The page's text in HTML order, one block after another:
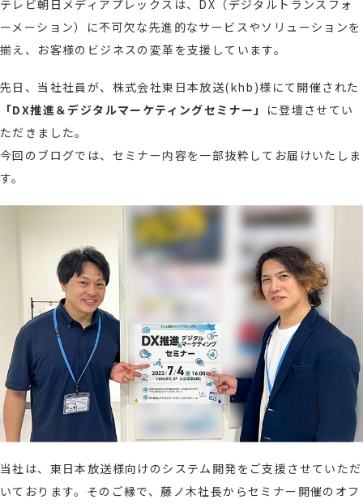
テレビ朝日メディアプレックスは、DX（デジタルトランスフォ
ーメーション）に不可欠な先進的なサービスやソリューションを
揃え、お客様のビジネスの変革を支援しています。
先日、当社社員が、株式会社東日本放送(khb)様にて開催された
「DX推進＆デジタルマーケティングセミナー」
に登壇させてい
ただきました。
今回のブログでは、セミナー内容を一部抜粋してお届けいたしま
す。
当社は、東日本放送様向けのシステム開発をご支援させていただ
いております。そのご縁で、藤ノ木社長からセミナー開催のオフ